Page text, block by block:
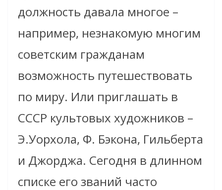
должность давала многое –
например, незнакомую многим
советским гражданам
возможность путешествовать
по миру. Или приглашать в
СССР культовых художников –
Э.Уорхола, Ф. Бэкона, Гильберта
и Джорджа. Сегодня в длинном
списке его званий часто